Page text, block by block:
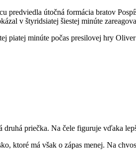
predviedla útočná formácia bratov
v štyridsiatej šiestej minúte
piatej minúte počas presilovej hry
priečka. Na čele figuruje vďaka
ktoré má však o zápas menej. Na